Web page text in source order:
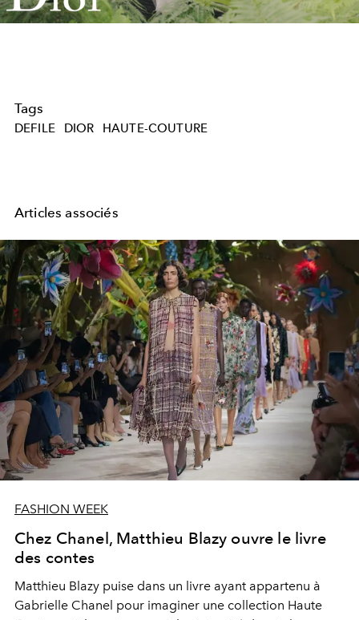
Video
Tags
DEFILE DIOR HAUTE-COUTURE
Articles associés
FASHION WEEK
Chez Chanel, Matthieu Blazy ouvre le livre
des contes
Matthieu Blazy puise dans un livre ayant appartenu à
Gabrielle Chanel pour imaginer une collection Haute